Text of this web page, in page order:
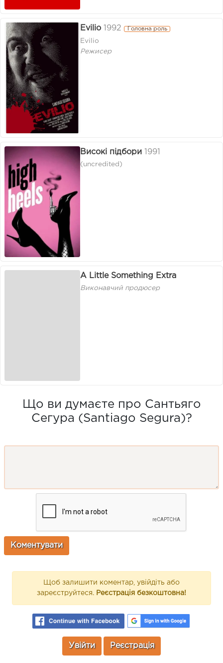
Evilio 1992 Головна роль
Evilio
Режисер
Високі підбори 1991
(uncredited)
A Little Something Extra
Виконавчий продюсер
Що ви думаєте про Сантьяго
Сегура (Santiago Segura)?
Щоб залишити коментар, увійдіть або
зареєструйтеся. Реєстрація безкоштовна!
Увійти Реєстрація